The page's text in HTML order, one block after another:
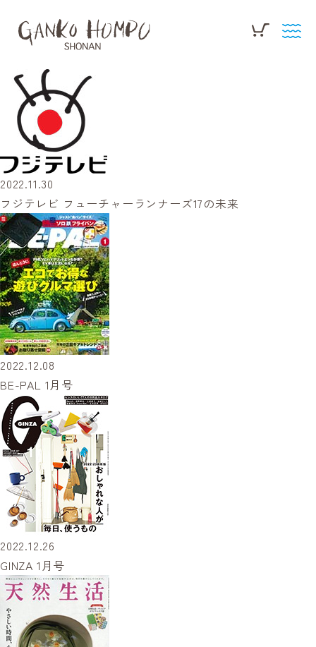
2022.11.30
フジテレビ フューチャーランナーズ17の未来
2022.12.08
BE-PAL 1月号
2022.12.26
GINZA 1月号